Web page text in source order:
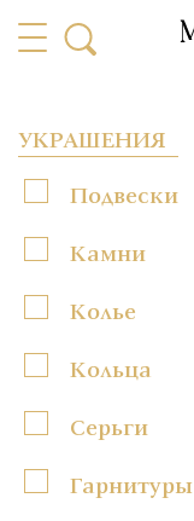
УКРАШЕНИЯ
Подвески
Камни
Колье
Кольца
Серьги
Гарнитуры